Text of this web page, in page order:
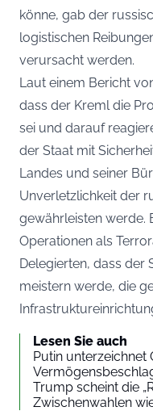
könne, gab der
logistischen
verursacht werden.
Laut einem Bericht
dass der Kreml die
sei und darauf
der Staat mit
Landes und seiner
Unverletzlichkeit der
gewährleisten werde.
Operationen als
Delegierten, dass der
meistern werde, die
Lesen Sie auch
Putin unterzeichnet
Trump scheint die
Zwischenwahlen